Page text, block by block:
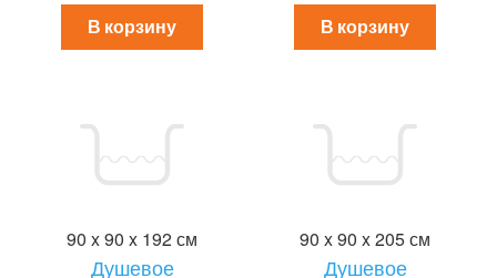
В корзину В корзину
90 x 90 x 192 см
Душевое
90 x 90 x 205 см
Душевое